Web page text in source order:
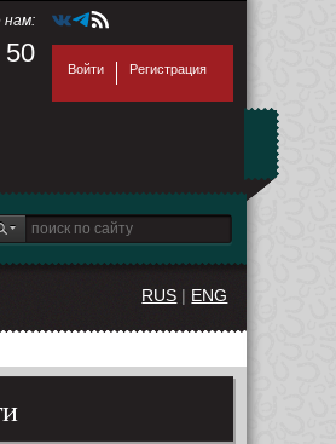
нам:
50
Войти Регистрация
RUS | ENG